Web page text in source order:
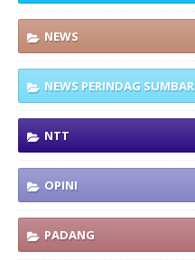
NEWS
NEWS PERINDAG SUMBAR
NTT
OPINI
PADANG